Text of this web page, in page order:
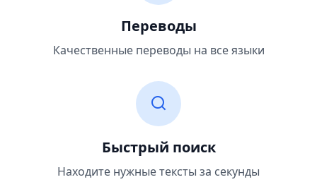
Переводы
Качественные переводы на все языки
Быстрый поиск
Находите нужные тексты за секунды